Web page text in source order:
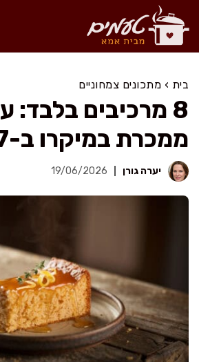
לדלג
לתוכן
בית › מתכונים צמחוניים
8 מרכיבים בלבד:
ממכרת במיקרו ב-7 דק'
יערה גורן 19/06/2026